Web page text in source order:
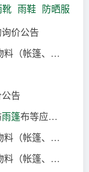
靴 雨鞋 防晒服
价公告
2026-08-07
2026年中国联通辽宁省分公司宣传物料（帐篷、
雨伞
告
2026-08-07
雨篷布等应急集装箱作业物资采购项目采购公告
2026-08-07
2026年中国联通辽宁省分公司宣传物料（帐篷、
雨伞
2026-08-07
2026年中国联通辽宁省分公司宣传物料（帐篷、
雨伞